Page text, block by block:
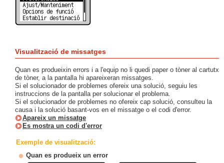
Visualització de missatges
Quan es produeixin errors i a l'equip no li quedi paper o tòner al cartutx
de tòner, a la pantalla hi apareixeran missatges.
Si el solucionador de problemes ofereix una solució, seguiu les
instruccions de la pantalla per solucionar el problema.
Si el solucionador de problemes no ofereix cap solució, consulteu la
causa i la solució basant-vos en el missatge o el codi d'error.
Apareix un missatge
Es mostra un codi d'error
Exemple de visualització:
Quan es produeix un error